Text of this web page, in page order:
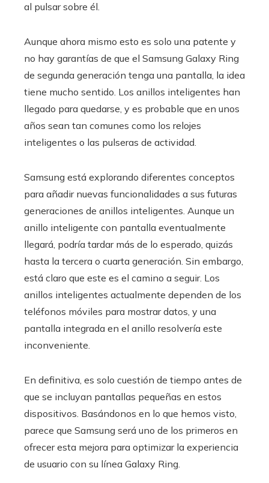
al pulsar sobre él.
Aunque ahora mismo esto es solo una patente y
no hay garantías de que el Samsung Galaxy Ring
de segunda generación tenga una pantalla, la idea
tiene mucho sentido. Los anillos inteligentes han
llegado para quedarse, y es probable que en unos
años sean tan comunes como los relojes
inteligentes o las pulseras de actividad.
Samsung está explorando diferentes conceptos
para añadir nuevas funcionalidades a sus futuras
generaciones de anillos inteligentes. Aunque un
anillo inteligente con pantalla eventualmente
llegará, podría tardar más de lo esperado, quizás
hasta la tercera o cuarta generación. Sin embargo,
está claro que este es el camino a seguir. Los
anillos inteligentes actualmente dependen de los
teléfonos móviles para mostrar datos, y una
pantalla integrada en el anillo resolvería este
inconveniente.
En definitiva, es solo cuestión de tiempo antes de
que se incluyan pantallas pequeñas en estos
dispositivos. Basándonos en lo que hemos visto,
parece que Samsung será uno de los primeros en
ofrecer esta mejora para optimizar la experiencia
de usuario con su línea Galaxy Ring.